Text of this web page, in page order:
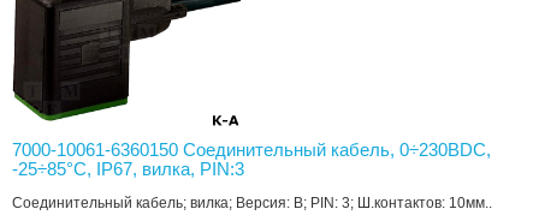
7000-10061-6360150 Соединительный кабель, 0÷230ВDC,
-25÷85°C, IP67, вилка, PIN:3
Соединительный кабель; вилка; Версия: B; PIN: 3; Ш.контактов: 10мм..